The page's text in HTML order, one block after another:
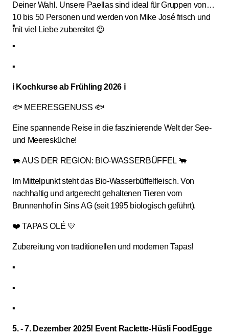
Deiner Wahl. Unsere Paellas sind ideal für Gruppen von
10 bis 50 Personen und werden von Mike José frisch und
mit viel Liebe zubereitet 😍
▪️
▪️
▪️
ℹ Kochkurse ab Frühling 2026 ℹ
🐟 MEERESGENUSS 🐟
Eine spannende Reise in die faszinierende Welt der See-
und Meeresküche!
🐃 AUS DER REGION: BIO-WASSERBÜFFEL 🐃
Im Mittelpunkt steht das Bio-Wasserbüffelfleisch. Von
nachhaltig und artgerecht gehaltenen Tieren vom
Brunnenhof in Sins AG (seit 1995 biologisch geführt).
❤️ TAPAS OLÉ 💛
Zubereitung von traditionellen und modernen Tapas!
▪️
▪️
▪️
5. - 7. Dezember 2025! Event Raclette-Hüsli FoodEgge